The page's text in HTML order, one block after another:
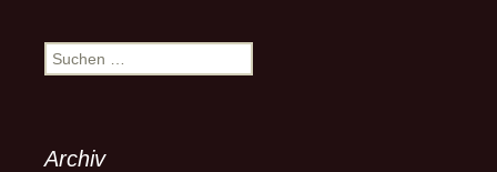
Suchen
nach:
Archiv